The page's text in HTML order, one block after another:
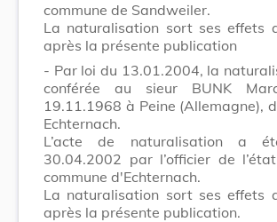
commune de Sandweiler.
La naturalisation sort ses effets
après la présente publication
- Par loi du 13.01.2004, la
conférée au sieur BUNK
19.11.1968 à Peine (Allemagne),
Echternach.
L’acte de naturalisation a
30.04.2002 par l’officier de
commune d'Echternach.
La naturalisation sort ses effets
après la présente publication.